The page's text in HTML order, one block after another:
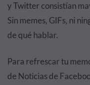
y Twitter consistían
Sin memes, GIFs, ni
de qué hablar.
Para refrescar tu
de Noticias de